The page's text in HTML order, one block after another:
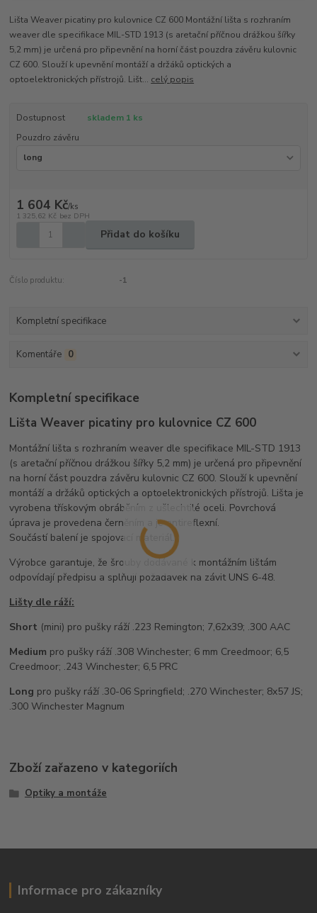
Lišta Weaver picatiny pro kulovnice CZ 600 Montážní lišta s rozhraním
weaver dle specifikace MIL-STD 1913 (s aretační příčnou drážkou šířky
5,2 mm) je určená pro připevnění na horní část pouzdra závěru kulovnic
CZ 600. Slouží k upevnění montáží a držáků optických a
optoelektronických přístrojů. Lišt... celý popis
Dostupnost
skladem 1 ks
Pouzdro závěru
1 604 Kč/ks
1 325,62 Kč bez DPH
Přidat do košíku
Číslo produktu: -1
Kompletní specifikace
Komentáře 0
Kompletní specifikace
Lišta Weaver picatiny pro kulovnice CZ 600
Montážní lišta s rozhraním weaver dle specifikace MIL-STD 1913
(s aretační příčnou drážkou šířky 5,2 mm) je určená pro připevnění
na horní část pouzdra závěru kulovnic CZ 600. Slouží k upevnění
montáží a držáků optických a optoelektronických přístrojů. Lišta je
vyrobena třískovým obráběním z ušlechtilé oceli. Povrchová
úprava je provedena černěním a je antireflexní.
Součástí balení je spojovací materiál.
Výrobce garantuje, že šrouby dodávané k montážním lištám
odpovídají předpisu a splňují požadavek na závit UNS 6-48.
Lišty dle ráží:
Short (mini) pro pušky ráží .223 Remington; 7,62x39; .300 AAC
Medium pro pušky ráží .308 Winchester; 6 mm Creedmoor; 6,5
Creedmoor; .243 Winchester; 6,5 PRC
Long pro pušky ráží .30-06 Springfield; .270 Winchester; 8x57 JS;
.300 Winchester Magnum
Zboží zařazeno v kategoriích
Optiky a montáže
Informace pro zákazníky